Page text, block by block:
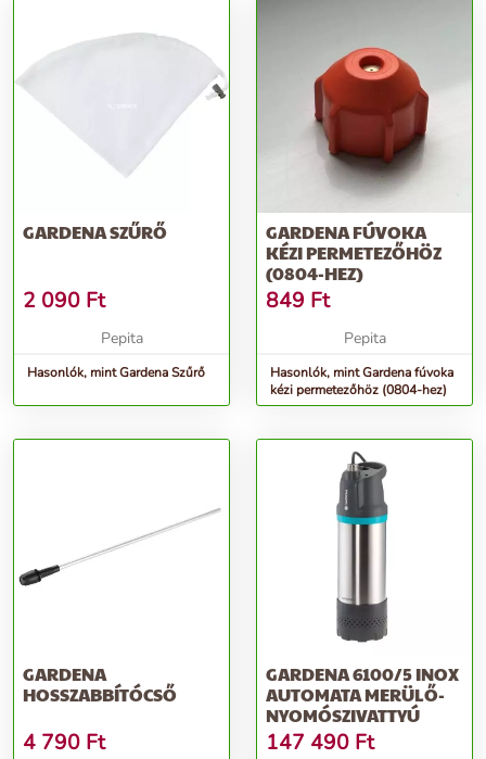
GARDENA SZŰRŐ
2 090 Ft
Pepita
Hasonlók, mint Gardena Szűrő
GARDENA FÚVOKA
KÉZI PERMETEZŐHÖZ
(0804-HEZ)
849 Ft
Pepita
Hasonlók, mint Gardena fúvoka
kézi permetezőhöz (0804-hez)
GARDENA
HOSSZABBÍTÓCSŐ
4 790 Ft
GARDENA 6100/5 INOX
AUTOMATA MERÜLŐ-
NYOMÓSZIVATTYÚ
147 490 Ft